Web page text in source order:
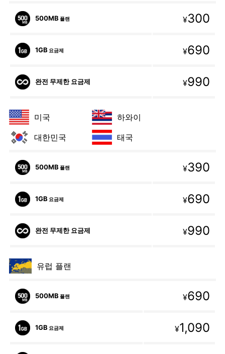
500MB 플랜 ¥300
1GB 요금제 ¥690
완전 무제한 요금제 ¥990
미국
하와이
대한민국
태국
500MB 플랜 ¥390
1GB 요금제 ¥690
완전 무제한 요금제 ¥990
유럽 플랜
500MB 플랜 ¥690
1GB 요금제 ¥1,090